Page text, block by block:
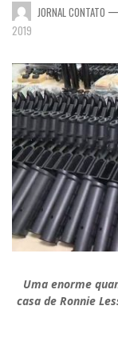
JORNAL CONTATO —
2019
Uma enorme
casa de Ronnie